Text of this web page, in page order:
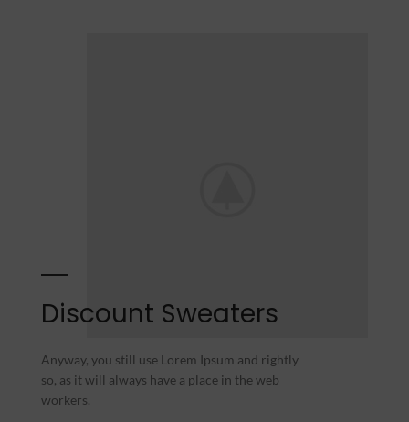
Discount Sweaters
Anyway, you still use Lorem Ipsum and rightly
so, as it will always have a place in the web
workers.